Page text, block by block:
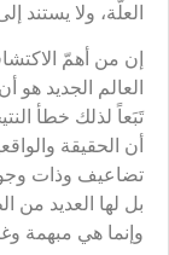
العلّة، ولا يستند
إن من أهمّ
العالم الجديد هو
تَبَعاً لذلك خطأ
أن الحقيقة
تضاعيف وذات
بل لها العديد من
وإنما هي مبهمة